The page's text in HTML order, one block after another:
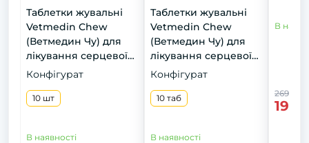
Таблетки жувальні
Vetmedin Chew
(Ветмедин Чу) для
лікування серцевої
недостатності, 5 мг, 10
Конфігурат
10 шт
В наявності
Таблетки жувальні
Vetmedin Chew
(Ветмедин Чу) для
лікування серцевої
недостатності, 10 мг,
Конфігурат
10 таб
В наявності
В
269 грн
199